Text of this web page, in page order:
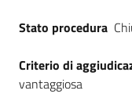
English
site
Stato procedura
Criterio di
vantaggiosa